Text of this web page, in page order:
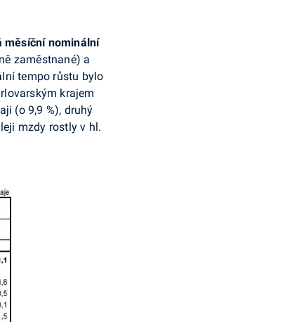
měsíční nominální
zaměstnané) a
tempo růstu bylo
krajem
(o 9,9 %), druhý
mzdy rostly v hl.